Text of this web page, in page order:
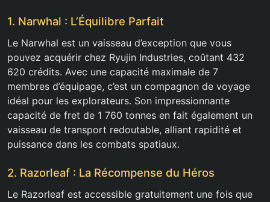
1. Narwhal : L’Équilibre Parfait
Le Narwhal est un vaisseau d’exception que vous
pouvez acquérir chez Ryujin Industries, coûtant 432
620 crédits. Avec une capacité maximale de 7
membres d’équipage, c’est un compagnon de voyage
idéal pour les explorateurs. Son impressionnante
capacité de fret de 1 760 tonnes en fait également un
vaisseau de transport redoutable, alliant rapidité et
puissance dans les combats spatiaux.
2. Razorleaf : La Récompense du Héros
Le Razorleaf est accessible gratuitement une fois que